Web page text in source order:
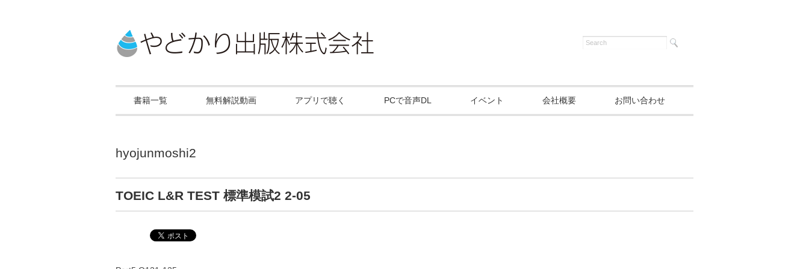
書籍一覧 無料解説動画 アプリで聴く PCで音声DL イベント 会社概要 お問い合わせ
hyojunmoshi2
TOEIC L&R TEST 標準模試2 2-05